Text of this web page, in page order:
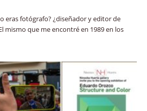
eras fotógrafo? ¿diseñador y editor de
mismo que me encontré en 1989 en los